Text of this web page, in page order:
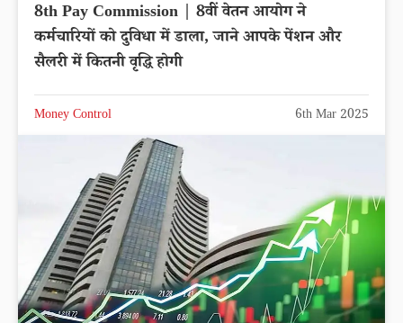
8th Pay Commission | 8वीं वेतन आयोग ने
कर्मचारियों को दुविधा में डाला, जाने आपके पेंशन और
सैलरी में कितनी वृद्धि होगी
Money Control 6th Mar 2025